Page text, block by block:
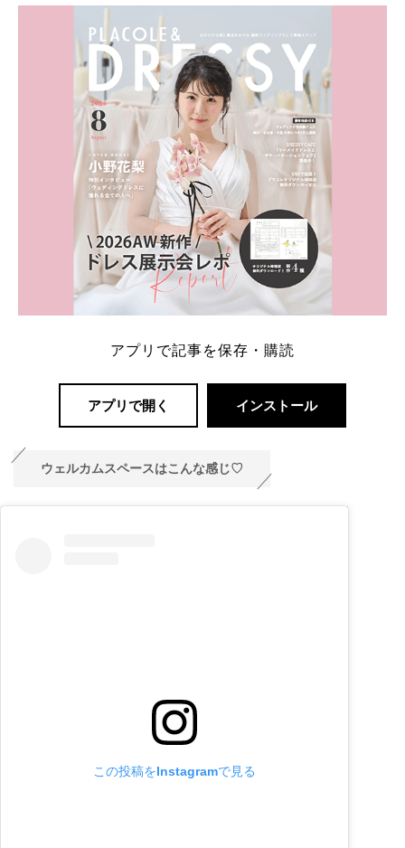
アプリで記事を保存・購読
アプリで開く インストール
ウェルカムスペースはこんな感じ♡
この投稿をInstagramで見る